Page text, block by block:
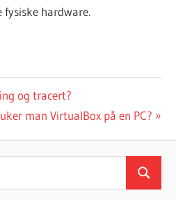
fysiske hardware.
og tracert?
man VirtualBox på en PC?
Søk